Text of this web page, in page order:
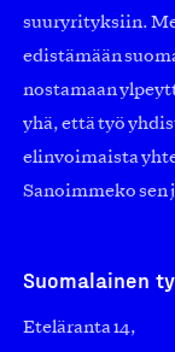
suuryrityksiin.
edistämään
nostamaan
yhä, että työ
elinvoimaista
Sanoimmeko sen
Suomalainen
Eteläranta 14,